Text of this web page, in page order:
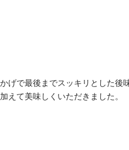
げで最後までスッキリとした
えて美味しくいただきました。